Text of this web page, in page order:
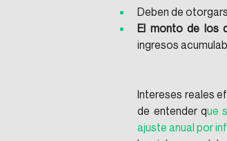
Deben de
El monto de los
ingresos
Intereses reales
de entender que
ajuste anual por